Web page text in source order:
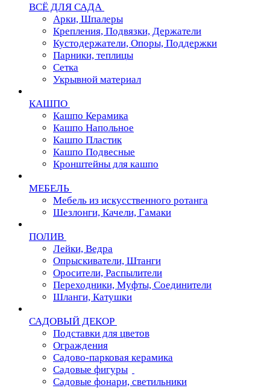
ВСЁ ДЛЯ САДА
Арки, Шпалеры
Крепления, Подвязки, Держатели
Кустодержатели, Опоры, Поддержки
Парники, теплицы
Сетка
Укрывной материал
КАШПО
Кашпо Керамика
Кашпо Напольное
Кашпо Пластик
Кашпо Подвесные
Кронштейны для кашпо
МЕБЕЛЬ
Мебель из искусственного ротанга
Шезлонги, Качели, Гамаки
ПОЛИВ
Лейки, Ведра
Опрыскиватели, Штанги
Оросители, Распылители
Переходники, Муфты, Соединители
Шланги, Катушки
САДОВЫЙ ДЕКОР
Подставки для цветов
Ограждения
Садово-парковая керамика
Садовые фигуры
Садовые фонари, светильники